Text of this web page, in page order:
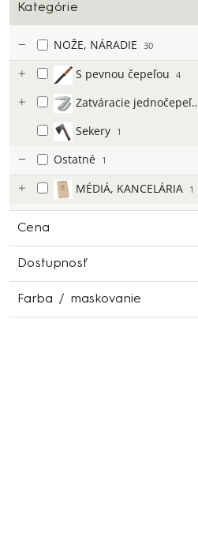
Kategórie
NOŽE, NÁRADIE 30
S pevnou čepeľou 4
Zatváracie jednočepeľové
Sekery 1
Ostatné 1
MÉDIÁ, KANCELÁRIA 1
Cena
Dostupnosť
Farba / maskovanie